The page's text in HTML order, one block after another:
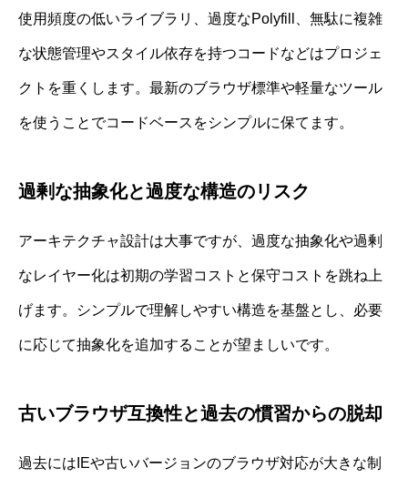
使用頻度の低いライブラリ、過度なPolyfill、無駄に複雑
な状態管理やスタイル依存を持つコードなどはプロジェ
クトを重くします。最新のブラウザ標準や軽量なツール
を使うことでコードベースをシンプルに保てます。
過剰な抽象化と過度な構造のリスク
アーキテクチャ設計は大事ですが、過度な抽象化や過剰
なレイヤー化は初期の学習コストと保守コストを跳ね上
げます。シンプルで理解しやすい構造を基盤とし、必要
に応じて抽象化を追加することが望ましいです。
古いブラウザ互換性と過去の慣習からの脱却
過去にはIEや古いバージョンのブラウザ対応が大きな制